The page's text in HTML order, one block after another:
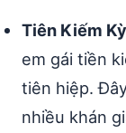
Tiên Kiếm
em gái tiền
tiên hiệp.
nhiều khán